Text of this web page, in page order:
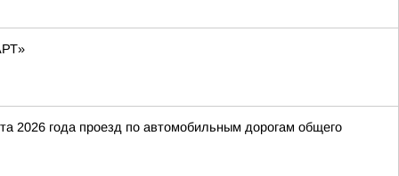
2026 года проезд по автомобильным дорогам общего